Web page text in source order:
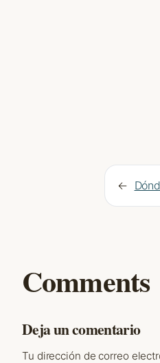
←
Comments
Deja un comentario
Tu dirección de correo